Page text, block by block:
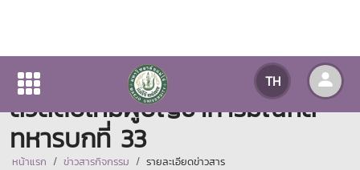
TH
ผู้บริหารมหาวิทยาลัยแม่โจ้เข้า
สวัสดีปีใหม่ผู้บัญชาการมณฑล
ทหารบกที่ 33
หน้าแรก ข่าวสารกิจกรรม รายละเอียดข่าวสาร